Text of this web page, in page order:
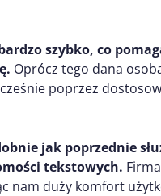
szybko, co
Oprócz tego dana
poprzez
jak poprzednie
tekstowych.
nam duży komfort